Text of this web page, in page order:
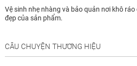
Vệ sinh nhẹ nhàng và bảo quản nơi khô
đẹp của sản phẩm.
CÂU CHUYỆN THƯƠNG HIỆU